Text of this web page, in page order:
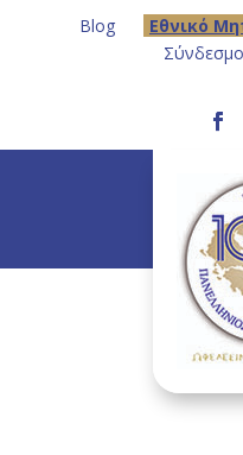
Blog Eθνικό